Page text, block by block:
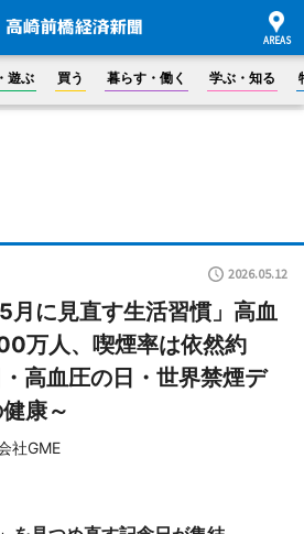
遊ぶ 買う 暮らす・働く 学ぶ・知る
2026.05.12
5月に見直す生活習慣」高血
万人、喫煙率は依然約
高血圧の日・世界禁煙デ
康～
社GME